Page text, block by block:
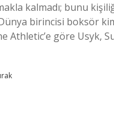
kalmadı; bunu
birincisi boksör
Athletic’e göre Usyk,